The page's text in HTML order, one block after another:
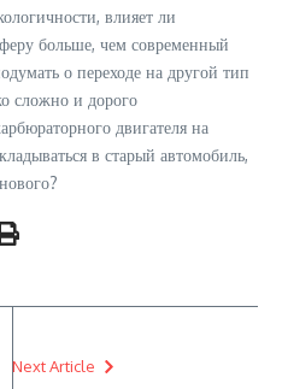
влияет ли
больше, чем современный
о переходе на другой тип
сложно и дорого
двигателя на
в старый автомобиль,
Next Article